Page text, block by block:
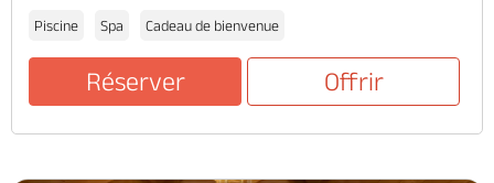
Piscine Spa Cadeau de bienvenue
Réserver Offrir